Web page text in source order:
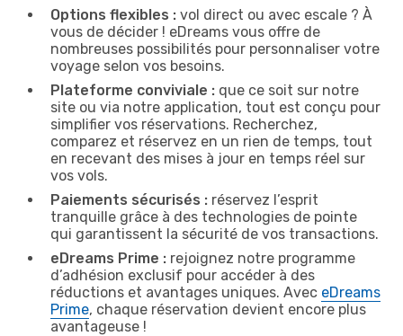
Options flexibles : vol direct ou avec escale ? À
vous de décider ! eDreams vous offre de
nombreuses possibilités pour personnaliser votre
voyage selon vos besoins.
Plateforme conviviale : que ce soit sur notre
site ou via notre application, tout est conçu pour
simplifier vos réservations. Recherchez,
comparez et réservez en un rien de temps, tout
en recevant des mises à jour en temps réel sur
vos vols.
Paiements sécurisés : réservez l’esprit
tranquille grâce à des technologies de pointe
qui garantissent la sécurité de vos transactions.
eDreams Prime : rejoignez notre programme
d’adhésion exclusif pour accéder à des
réductions et avantages uniques. Avec eDreams
Prime, chaque réservation devient encore plus
avantageuse !